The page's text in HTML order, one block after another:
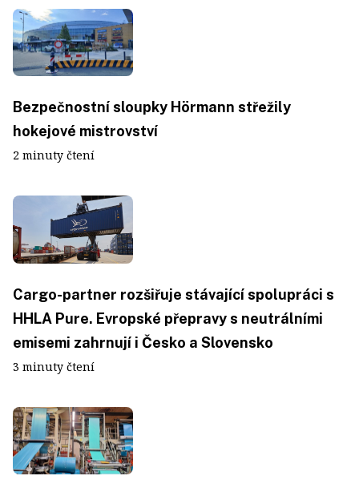
Bezpečnostní sloupky Hörmann střežily
hokejové mistrovství
2 minuty čtení
Cargo-partner rozšiřuje stávající spolupráci s
HHLA Pure. Evropské přepravy s neutrálními
emisemi zahrnují i Česko a Slovensko
3 minuty čtení